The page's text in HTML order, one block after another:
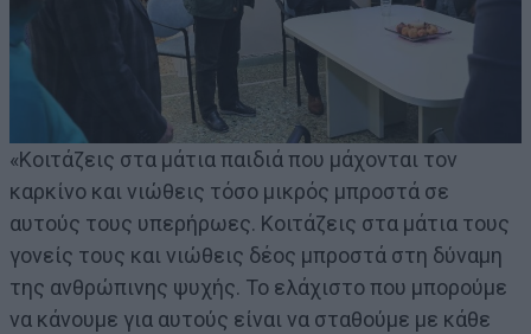
«Κοιτάζεις στα μάτια παιδιά που μάχονται τον
καρκίνο και νιώθεις τόσο μικρός μπροστά σε
αυτούς τους υπερήρωες. Κοιτάζεις στα μάτια τους
γονείς τους και νιώθεις δέος μπροστά στη δύναμη
της ανθρώπινης ψυχής. Το ελάχιστο που μπορούμε
να κάνουμε για αυτούς είναι να σταθούμε με κάθε